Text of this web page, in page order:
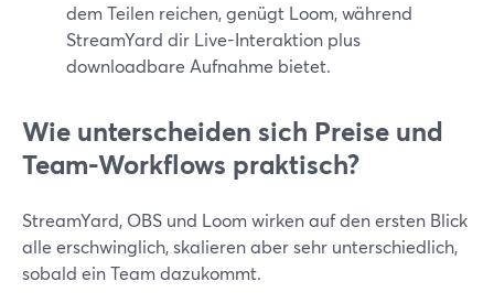
dem Teilen reichen, genügt Loom, während
StreamYard dir Live-Interaktion plus
downloadbare Aufnahme bietet.
Wie unterscheiden sich Preise und
Team-Workflows praktisch?
StreamYard, OBS und Loom wirken auf den ersten Blick
alle erschwinglich, skalieren aber sehr unterschiedlich,
sobald ein Team dazukommt.